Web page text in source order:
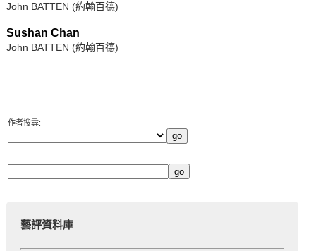
John BATTEN (約翰百德)
Sushan Chan
John BATTEN (約翰百德)
作者搜尋:
藝評資料庫